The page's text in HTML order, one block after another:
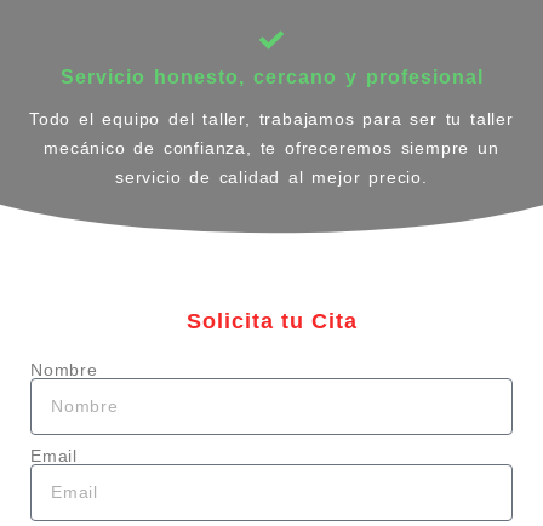
Servicio honesto, cercano y profesional
Todo el equipo del taller, trabajamos para ser tu taller
mecánico de confianza, te ofreceremos siempre un
servicio de calidad al mejor precio.
Solicita tu Cita
Nombre
Email